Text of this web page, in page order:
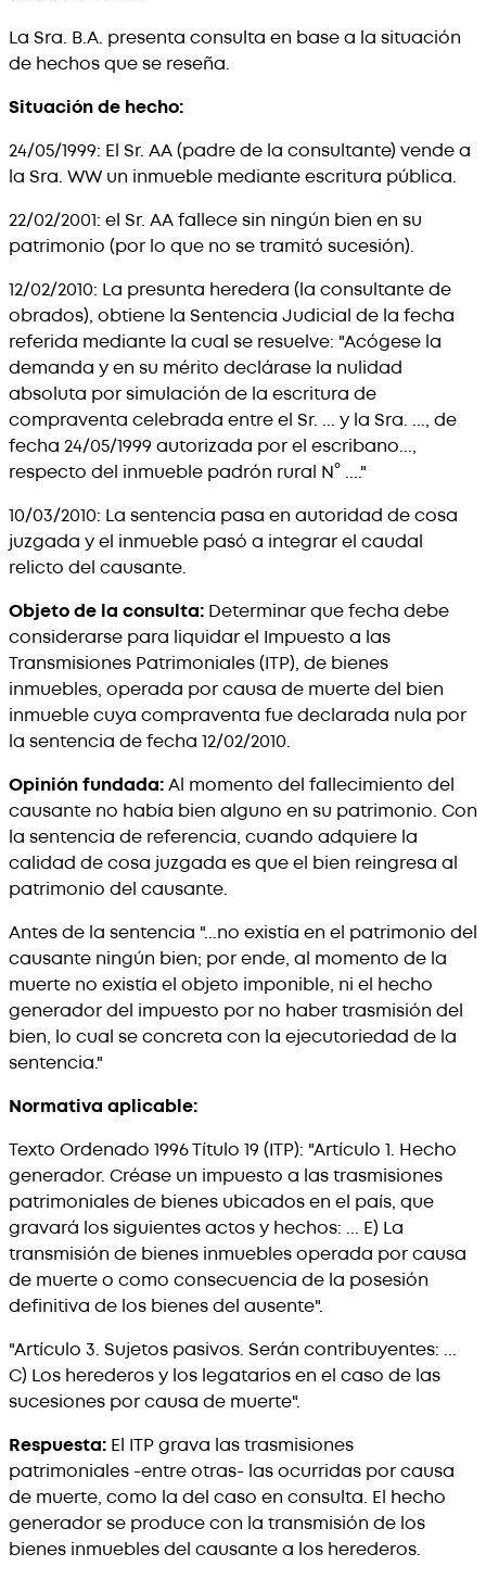
La Sra. B.A. presenta consulta en base a la situación
de hechos que se reseña.
Situación de hecho:
24/05/1999: El Sr. AA (padre de la consultante) vende a
la Sra. WW un inmueble mediante escritura pública.
22/02/2001: el Sr. AA fallece sin ningún bien en su
patrimonio (por lo que no se tramitó sucesión).
12/02/2010: La presunta heredera (la consultante de
obrados), obtiene la Sentencia Judicial de la fecha
referida mediante la cual se resuelve: "Acógese la
demanda y en su mérito declárase la nulidad
absoluta por simulación de la escritura de
compraventa celebrada entre el Sr. ... y la Sra. ..., de
fecha 24/05/1999 autorizada por el escribano...,
respecto del inmueble padrón rural N° ...."
10/03/2010: La sentencia pasa en autoridad de cosa
juzgada y el inmueble pasó a integrar el caudal
relicto del causante.
Objeto de la consulta: Determinar que fecha debe
considerarse para liquidar el Impuesto a las
Transmisiones Patrimoniales (ITP), de bienes
inmuebles, operada por causa de muerte del bien
inmueble cuya compraventa fue declarada nula por
la sentencia de fecha 12/02/2010.
Opinión fundada:Al momento del fallecimiento del
causante no había bien alguno en su patrimonio. Con
la sentencia de referencia, cuando adquiere la
calidad de cosa juzgada es que el bien reingresa al
patrimonio del causante.
Antes de la sentencia "...no existía en el patrimonio del
causante ningún bien; por ende, al momento de la
muerte no existía el objeto imponible, ni el hecho
generador del impuesto por no haber trasmisión del
bien, lo cual se concreta con la ejecutoriedad de la
sentencia."
Normativa aplicable:
Texto Ordenado 1996 Título 19 (ITP): "Artículo 1. Hecho
generador. Créase un impuesto a las trasmisiones
patrimoniales de bienes ubicados en el país, que
gravará los siguientes actos y hechos: ... E) La
transmisión de bienes inmuebles operada por causa
de muerte o como consecuencia de la posesión
definitiva de los bienes del ausente".
"Artículo 3. Sujetos pasivos. Serán contribuyentes: ...
C) Los herederos y los legatarios en el caso de las
sucesiones por causa de muerte".
Respuesta: El ITP grava las trasmisiones
patrimoniales -entre otras- las ocurridas por causa
de muerte, como la del caso en consulta. El hecho
generador se produce con la transmisión de los
bienes inmuebles del causante a los herederos.